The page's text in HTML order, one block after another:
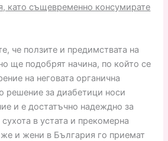
като същевременно консумирате
че ползите и предимствата на
ще подобрят начина, по който се
на неговата органична
решение за диабетици носи
и е достатъчно надеждно за
в устата и прекомерна
и жени в България го приемат